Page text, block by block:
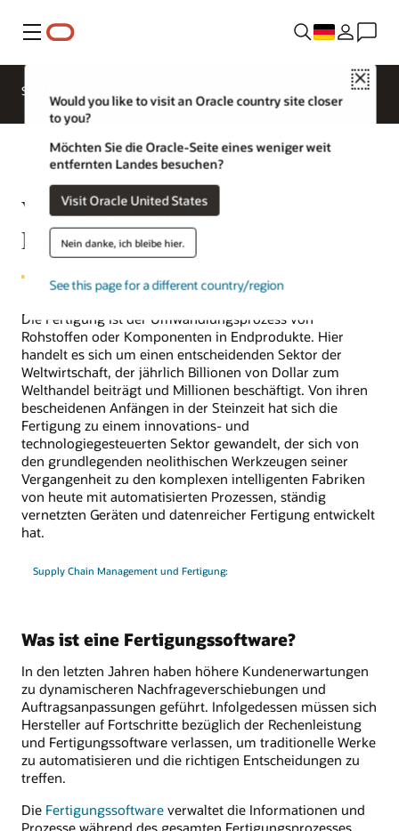
Menü
Close
Would you like to visit an Oracle country site closer
to you?
Möchten Sie die Oracle-Seite eines weniger weit
entfernten Landes besuchen?
Visit Oracle United States
Nein danke, ich bleibe hier.
See this page for a different country/region
SCM für Branchen
Was versteht man unter
Fertigung?
Die Fertigung ist der Umwandlungsprozess von
Rohstoffen oder Komponenten in Endprodukte. Hier
handelt es sich um einen entscheidenden Sektor der
Weltwirtschaft, der jährlich Billionen von Dollar zum
Welthandel beiträgt und Millionen beschäftigt. Von ihren
bescheidenen Anfängen in der Steinzeit hat sich die
Fertigung zu einem innovations- und
technologiegesteuerten Sektor gewandelt, der sich von
den grundlegenden neolithischen Werkzeugen seiner
Vergangenheit zu den komplexen intelligenten Fabriken
von heute mit automatisierten Prozessen, ständig
vernetzten Geräten und datenreicher Fertigung entwickelt
hat.
Supply Chain Management und Fertigung:
Was ist eine Fertigungssoftware?
In den letzten Jahren haben höhere Kundenerwartungen
zu dynamischeren Nachfrageverschiebungen und
Auftragsanpassungen geführt. Infolgedessen müssen sich
Hersteller auf Fortschritte bezüglich der Rechenleistung
und Fertigungssoftware verlassen, um traditionelle Werke
zu automatisieren und die richtigen Entscheidungen zu
treffen.
Die Fertigungssoftware verwaltet die Informationen und